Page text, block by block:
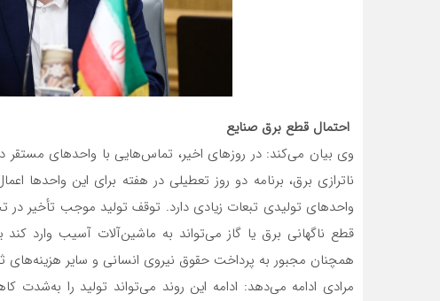
احتمال قطع برق صنایع
وی بیان می‌کند: در روزهای اخیر، تماس‌هایی با واحدهای
ناترازی برق، برنامه دو روز تعطیلی در هفته برای این واحدها
واحدهای تولیدی تبعات زیادی دارد. توقف تولید موجب تأخیر
قطع ناگهانی برق یا گاز می‌تواند به ماشین‌آلات آسیب وارد کند
همچنان مجبور به پرداخت حقوق نیروی انسانی و سایر هزینه‌های
مرادی ادامه می‌دهد: ادامه این روند می‌تواند تولید را